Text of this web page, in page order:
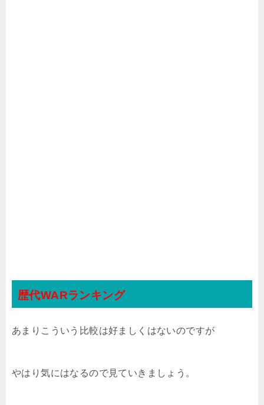
歴代WARランキング
あまりこういう比較は好ましくはないのですが
やはり気にはなるので見ていきましょう。